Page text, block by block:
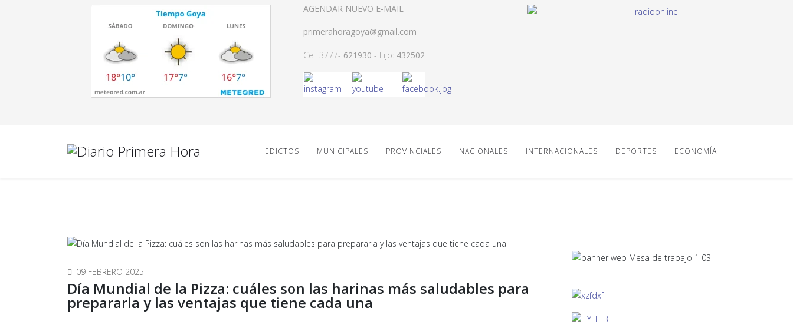
AGENDAR NUEVO E-MAIL
primerahoragoya@gmail.com
Cel: 3777- 621930 - Fijo: 432502
EDICTOS MUNICIPALES PROVINCIALES NACIONALES INTERNACIONALES DEPORTES ECONOMÍA
09 FEBRERO 2025
Día Mundial de la Pizza: cuáles son las harinas más saludables para
prepararla y las ventajas que tiene cada una